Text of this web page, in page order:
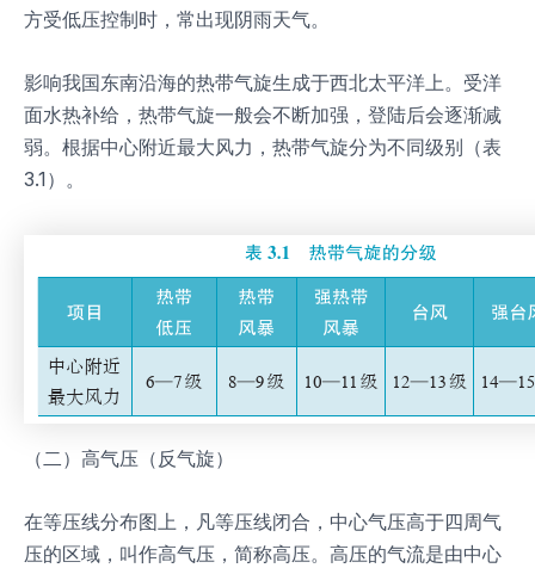
方受低压控制时，常出现阴雨天气。
影响我国东南沿海的热带气旋生成于西北太平洋上。受洋
面水热补给，热带气旋一般会不断加强，登陆后会逐渐减
弱。根据中心附近最大风力，热带气旋分为不同级别（表
3.1）。
（二）高气压（反气旋）
在等压线分布图上，凡等压线闭合，中心气压高于四周气
压的区域，叫作高气压，简称高压。高压的气流是由中心